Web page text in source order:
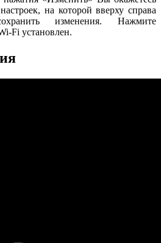
на которой вверху справа
изменения. Нажмите
Fi установлен.